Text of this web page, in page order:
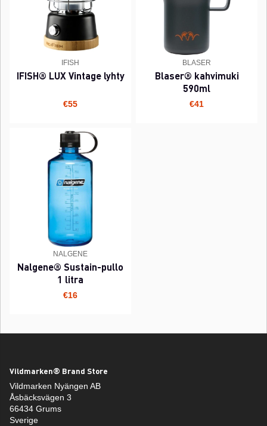
IFISH
IFISH® LUX Vintage lyhty
€55
BLASER
Blaser® kahvimuki
590ml
€41
NALGENE
Nalgene® Sustain-pullo
1 litra
€16
Vildmarken® Brand Store
Vildmarken Nyängen AB
Åsbäcksvägen 3
66434 Grums
Sverige